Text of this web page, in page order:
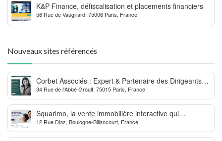
K&P Finance, défiscalisation et placements financiers
58 Rue de Vaugirard, 75006 Paris, France
Nouveaux sites référencés
Corbet Associés : Expert & Partenaire des Dirigeants
d’Entreprise
34 Rue de l'Abbé Groult, 75015 Paris, France
Squarimo, la vente immobilière interactive qui
dynamise les transactions
12 Rue Diaz, Boulogne-Billancourt, France